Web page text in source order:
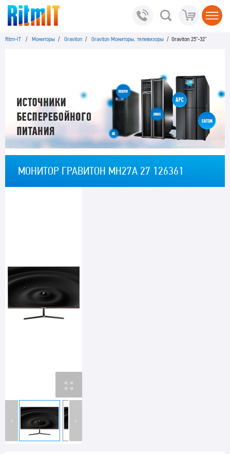
Ritm-IT / Мониторы / Graviton / Graviton Мониторы, телевизоры / Graviton 25"-32"
МОНИТОР ГРАВИТОН МН27А 27 126361